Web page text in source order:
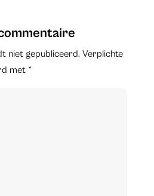
niet gepubliceerd. Verplichte
met *